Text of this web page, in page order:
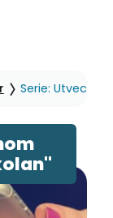
Serie: Utveckla